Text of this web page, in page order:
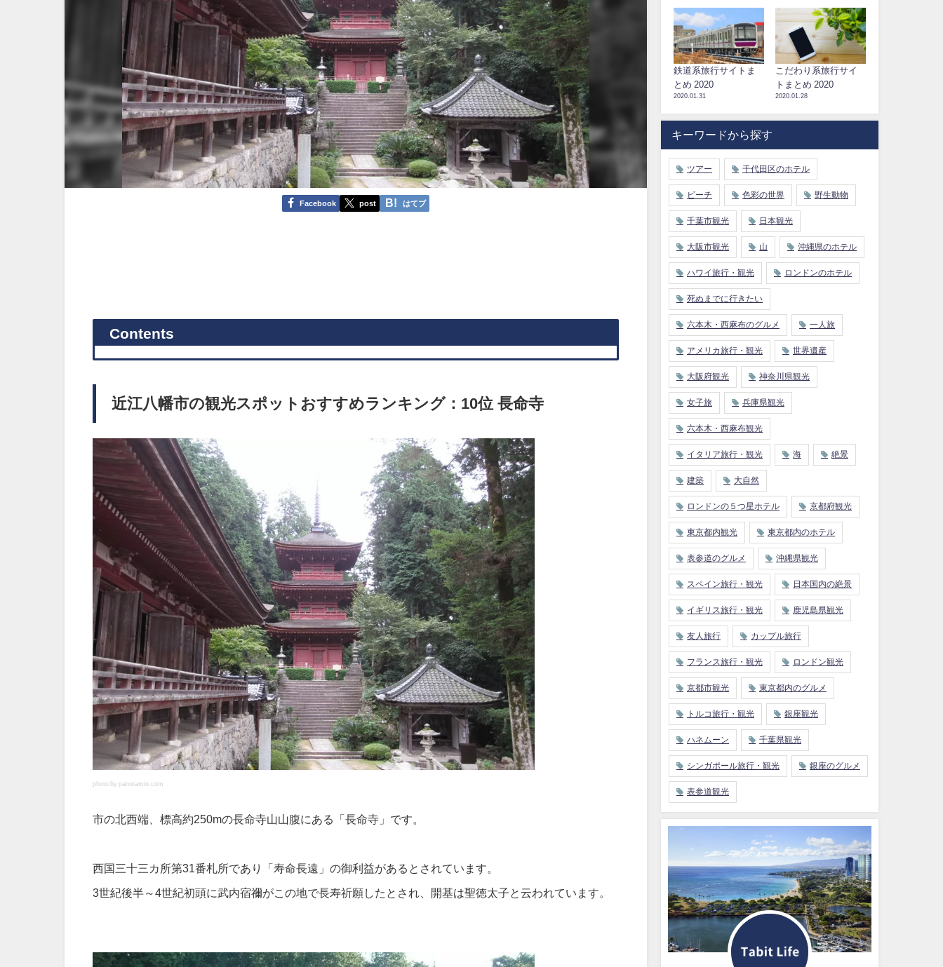
Facebook post はてブ
Contents
近江八幡市の観光スポットおすすめランキング：10位 長命寺
photo by panoramio.com
市の北西端、標高約250mの長命寺山山腹にある「長命寺」です。
西国三十三カ所第31番札所であり「寿命長遠」の御利益があるとされています。
3世紀後半～4世紀初頭に武内宿禰がこの地で長寿祈願したとされ、開基は聖徳太子と云われています。
鉄道系旅行サイトま
とめ 2020
2020.01.31
こだわり系旅行サイ
トまとめ 2020
2020.01.28
キーワードから探す
ツアー 千代田区のホテル
ビーチ 色彩の世界 野生動物
千葉市観光 日本観光
大阪市観光 山 沖縄県のホテル
ハワイ旅行・観光 ロンドンのホテル
死ぬまでに行きたい
六本木・西麻布のグルメ 一人旅
アメリカ旅行・観光 世界遺産
大阪府観光 神奈川県観光
女子旅 兵庫県観光
六本木・西麻布観光
イタリア旅行・観光 海 絶景
建築 大自然
ロンドンの５つ星ホテル 京都府観光
東京都内観光 東京都内のホテル
表参道のグルメ 沖縄県観光
スペイン旅行・観光 日本国内の絶景
イギリス旅行・観光 鹿児島県観光
友人旅行 カップル旅行
フランス旅行・観光 ロンドン観光
京都市観光 東京都内のグルメ
トルコ旅行・観光 銀座観光
ハネムーン 千葉県観光
シンガポール旅行・観光 銀座のグルメ
表参道観光